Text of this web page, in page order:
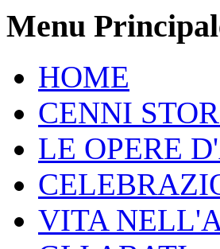
Menu
HOME
CENNI
LE OPERE
VITA